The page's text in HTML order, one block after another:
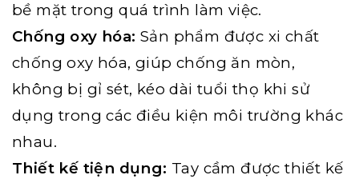
bề mặt trong quá trình làm việc.
Chống oxy hóa: Sản phẩm được xi chất
chống oxy hóa, giúp chống ăn mòn,
không bị gỉ sét, kéo dài tuổi thọ khi sử
dụng trong các điều kiện môi trường khác
nhau.
Thiết kế tiện dụng: Tay cầm được thiết kế